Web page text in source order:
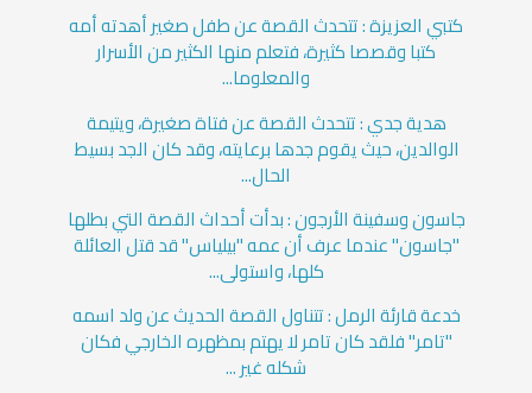
كتبي العزيزة : تتحدث القصة عن طفل صغير أهدته أمه
كتبا وقصصا كثيرة، فتعلم منها الكثير من الأسرار
والمعلوما...
هدية جدي : تتحدث القصة عن فتاة صغيرة، ويتيمة
الوالدين، حيث يقوم جدها برعايته، وقد كان الجد بسيط
الحال...
جاسون وسفينة الأرجون : بدأت أحداث القصة التي بطلها
"جاسون" عندما عرف أن عمه "بيلياس" قد قتل العائلة
كلها، واستولى...
خدعة قارئة الرمل : تتناول القصة الحديث عن ولد اسمه
"تامر" فلقد كان تامر لا يهتم بمظهره الخارجي فكان
شكله غير ...